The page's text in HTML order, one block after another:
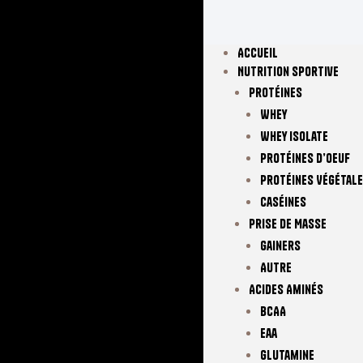
Accueil
Nutrition Sportive
Protéines
Whey
Whey Isolate
Protéines D’oeuf
Protéines
Caséines
Prise De Masse
Gainers
Autre
Acides Aminés
BCAA
Eaa
Glutamine